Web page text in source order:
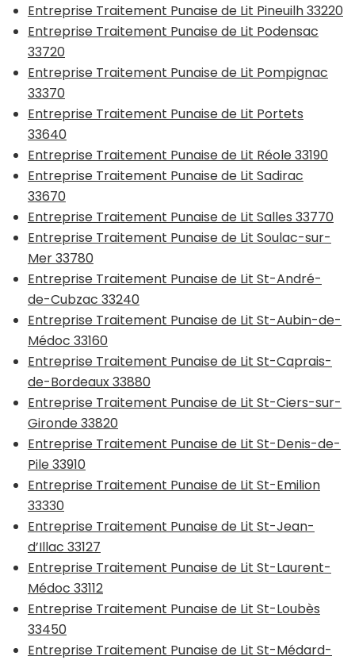
Entreprise Traitement Punaise de Lit Pineuilh 33220
Entreprise Traitement Punaise de Lit Podensac
33720
Entreprise Traitement Punaise de Lit Pompignac
33370
Entreprise Traitement Punaise de Lit Portets
33640
Entreprise Traitement Punaise de Lit Réole 33190
Entreprise Traitement Punaise de Lit Sadirac
33670
Entreprise Traitement Punaise de Lit Salles 33770
Entreprise Traitement Punaise de Lit Soulac-sur-
Mer 33780
Entreprise Traitement Punaise de Lit St-André-
de-Cubzac 33240
Entreprise Traitement Punaise de Lit St-Aubin-de-
Médoc 33160
Entreprise Traitement Punaise de Lit St-Caprais-
de-Bordeaux 33880
Entreprise Traitement Punaise de Lit St-Ciers-sur-
Gironde 33820
Entreprise Traitement Punaise de Lit St-Denis-de-
Pile 33910
Entreprise Traitement Punaise de Lit St-Emilion
33330
Entreprise Traitement Punaise de Lit St-Jean-
d’Illac 33127
Entreprise Traitement Punaise de Lit St-Laurent-
Médoc 33112
Entreprise Traitement Punaise de Lit St-Loubès
33450
Entreprise Traitement Punaise de Lit St-Médard-